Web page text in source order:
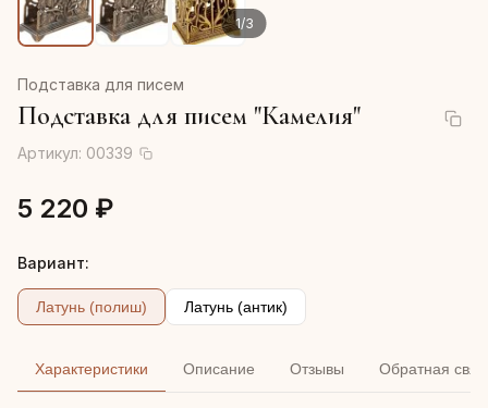
1/3
Подставка для писем
Подставка для писем "Камелия"
Артикул: 00339
5 220 ₽
Вариант:
Латунь (полиш) Латунь (антик)
Характеристики Описание Отзывы Обратная